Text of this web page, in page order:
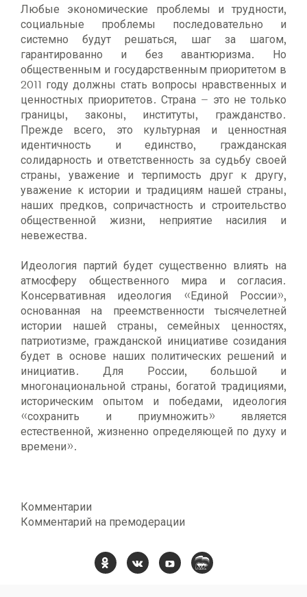
Любые экономические проблемы и трудности,
социальные проблемы последовательно и
системно будут решаться, шаг за шагом,
гарантированно и без авантюризма. Но
общественным и государственным приоритетом в
2011 году должны стать вопросы нравственных и
ценностных приоритетов. Страна – это не только
границы, законы, институты, гражданство.
Прежде всего, это культурная и ценностная
идентичность и единство, гражданская
солидарность и ответственность за судьбу своей
страны, уважение и терпимость друг к другу,
уважение к истории и традициям нашей страны,
наших предков, сопричастность и строительство
общественной жизни, неприятие насилия и
невежества.
Идеология партий будет существенно влиять на
атмосферу общественного мира и согласия.
Консервативная идеология «Единой России»,
основанная на преемственности тысячелетней
истории нашей страны, семейных ценностях,
патриотизме, гражданской инициативе созидания
будет в основе наших политических решений и
инициатив. Для России, большой и
многонациональной страны, богатой традициями,
историческим опытом и победами, идеология
«сохранить и приумножить» является
естественной, жизненно определяющей по духу и
времени».
Комментарии
Комментарий на премодерации